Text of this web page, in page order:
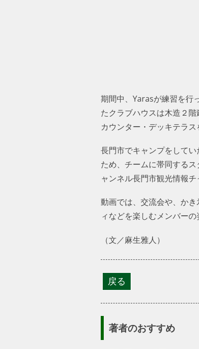
期間中、Yarasが練習を行
たクラブハウスは木造２
カウンター・デッキテラ
長門市でキャンプをして
ため、チームに帯同する
ンネル長門市観光情報チ
動画では、交流会や、か
ィなどを楽しむメンバー
（文／麻生雅人）
著者のおすすめ